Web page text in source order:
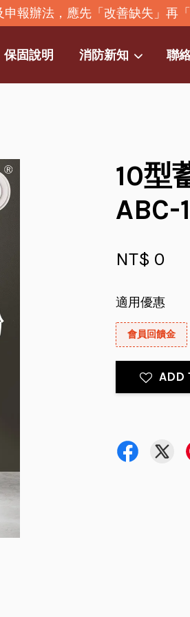
報辦法，應先「改善缺失」再「
保固說明 消防新知 聯
10型
ABC-
NT$ 0
適用優惠
會員回饋金
ADD
繼續購物